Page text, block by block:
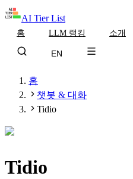
AI Tier List
홈 LLM 랭킹 소개
EN
홈
챗봇 & 대화
Tidio
Tidio